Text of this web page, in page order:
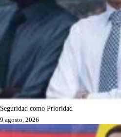
Seguridad como Prioridad
9 agosto, 2026